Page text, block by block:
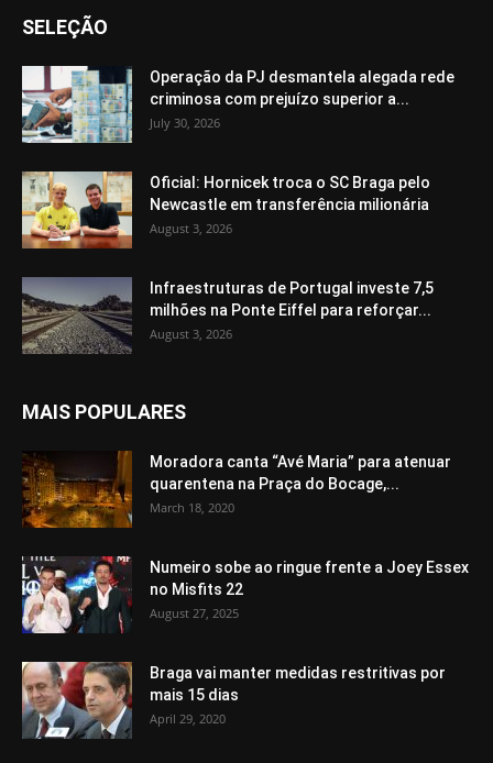
SELEÇÃO
Operação da PJ desmantela alegada rede
criminosa com prejuízo superior a...
July 30, 2026
Oficial: Hornicek troca o SC Braga pelo
Newcastle em transferência milionária
August 3, 2026
Infraestruturas de Portugal investe 7,5
milhões na Ponte Eiffel para reforçar...
August 3, 2026
MAIS POPULARES
Moradora canta “Avé Maria” para atenuar
quarentena na Praça do Bocage,...
March 18, 2020
Numeiro sobe ao ringue frente a Joey Essex
no Misfits 22
August 27, 2025
Braga vai manter medidas restritivas por
mais 15 dias
April 29, 2020